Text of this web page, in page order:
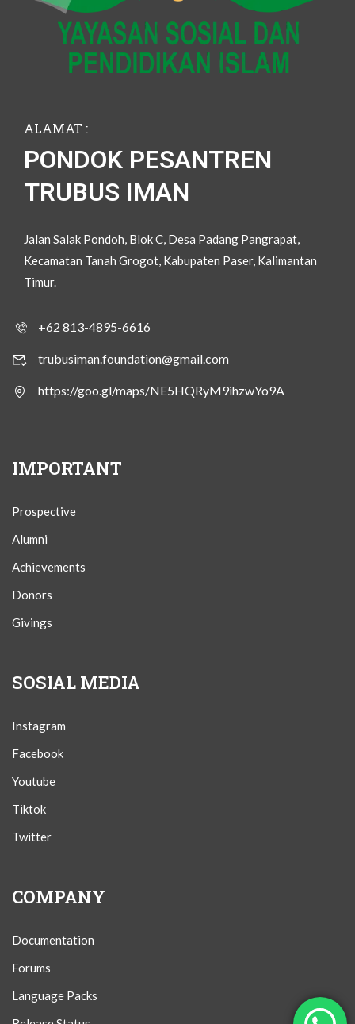
ALAMAT :
PONDOK PESANTREN
TRUBUS IMAN
Jalan Salak Pondoh, Blok C, Desa Padang Pangrapat,
Kecamatan Tanah Grogot, Kabupaten Paser, Kalimantan
Timur.
+62 813-4895-6616
trubusiman.foundation@gmail.com
https://goo.gl/maps/NE5HQRyM9ihzwYo9A
IMPORTANT
Prospective
Alumni
Achievements
Donors
Givings
SOSIAL MEDIA
Instagram
Facebook
Youtube
Tiktok
Twitter
COMPANY
Documentation
Forums
Language Packs